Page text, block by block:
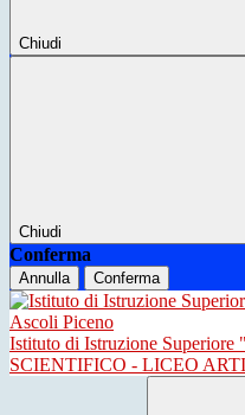
Chiudi
Chiudi
Conferma
Annulla Conferma
Istituto di Istruzione
SCIENTIFICO - LICEO